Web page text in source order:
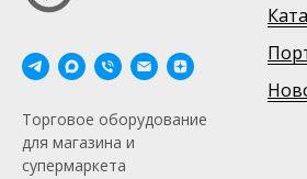
Торговое оборудование
для магазина и
супермаркета